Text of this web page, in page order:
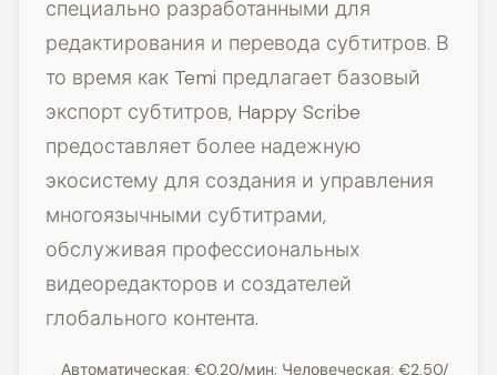
специально разработанными для
редактирования и перевода субтитров. В
то время как Temi предлагает базовый
экспорт субтитров, Happy Scribe
предоставляет более надежную
экосистему для создания и управления
многоязычными субтитрами,
обслуживая профессиональных
видеоредакторов и создателей
глобального контента.
Автоматическая: €0.20/мин; Человеческая: €2.50/